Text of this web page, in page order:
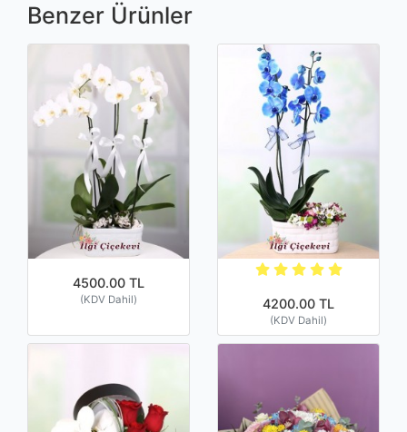
Benzer Ürünler
4500.00 TL
(KDV Dahil) 4200.00 TL
(KDV Dahil)